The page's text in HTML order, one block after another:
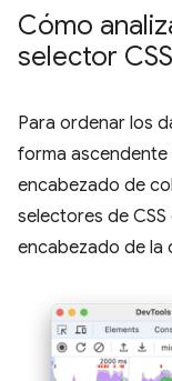
Cómo
selector CSS
Para ordenar los
forma ascendente
encabezado de
selectores de
encabezado de la